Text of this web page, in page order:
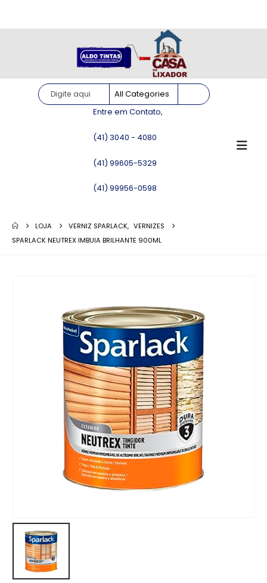
Entre em Contato,
(41) 3040 - 4080
(41) 99605-5329
(41) 99956-0598
LOJA VERNIZ SPARLACK, VERNIZES
SPARLACK NEUTREX IMBUIA BRILHANTE 900ML